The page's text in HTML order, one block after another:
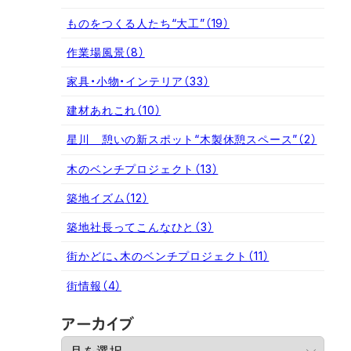
ものをつくる人たち“大工”（19）
作業場風景（8）
家具・小物・インテリア （33）
建材あれこれ（10）
星川 憩いの新スポット“木製休憩スペース”（2）
木のベンチプロジェクト （13）
築地イズム（12）
築地社長ってこんなひと （3）
街かどに、木のベンチプロジェクト （11）
街情報 （4）
アーカイブ
ー